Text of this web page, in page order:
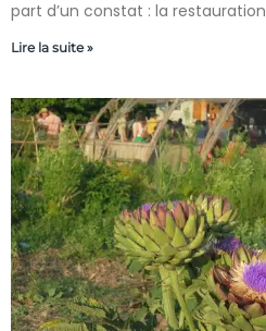
part d’un constat : la restauration
Lire la suite »